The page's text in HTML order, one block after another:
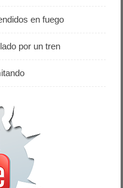
en fuego
por un tren